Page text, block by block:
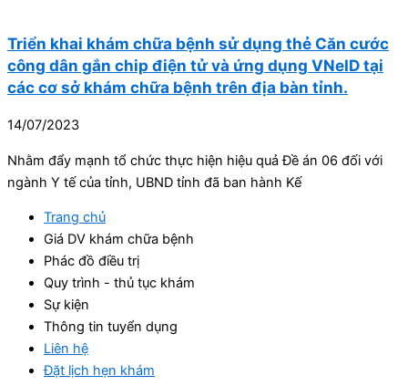
Triển khai khám chữa bệnh sử dụng thẻ Căn cước
công dân gắn chip điện tử và ứng dụng VNeID tại
các cơ sở khám chữa bệnh trên địa bàn tỉnh.
14/07/2023
Nhằm đẩy mạnh tổ chức thực hiện hiệu quả Đề án 06 đối với
ngành Y tế của tỉnh, UBND tỉnh đã ban hành Kế
Trang chủ
Giá DV khám chữa bệnh
Phác đồ điều trị
Quy trình - thủ tục khám
Sự kiện
Thông tin tuyển dụng
Liên hệ
Đặt lịch hẹn khám